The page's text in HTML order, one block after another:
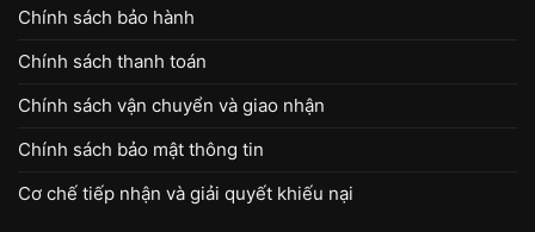
Chính sách bảo hành
Chính sách thanh toán
Chính sách vận chuyển và giao nhận
Chính sách bảo mật thông tin
Cơ chế tiếp nhận và giải quyết khiếu nại